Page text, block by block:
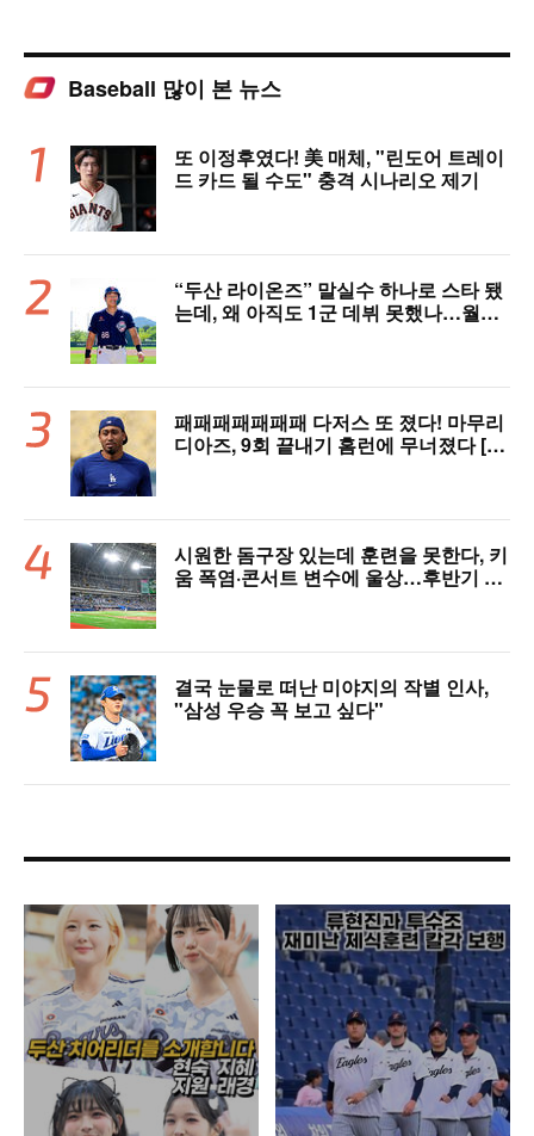
Baseball 많이 본 뉴스
또 이정후였다! 美 매체, "린도어 트레이
드 카드 될 수도" 충격 시나리오 제기
“두산 라이온즈” 말실수 하나로 스타 됐
는데, 왜 아직도 1군 데뷔 못했나…월간
패패패패패패패 다저스 또 졌다! 마무리
디아즈, 9회 끝내기 홈런에 무너졌다 [L
시원한 돔구장 있는데 훈련을 못한다, 키
움 폭염·콘서트 변수에 울상…후반기 상
결국 눈물로 떠난 미야지의 작별 인사,
"삼성 우승 꼭 보고 싶다"